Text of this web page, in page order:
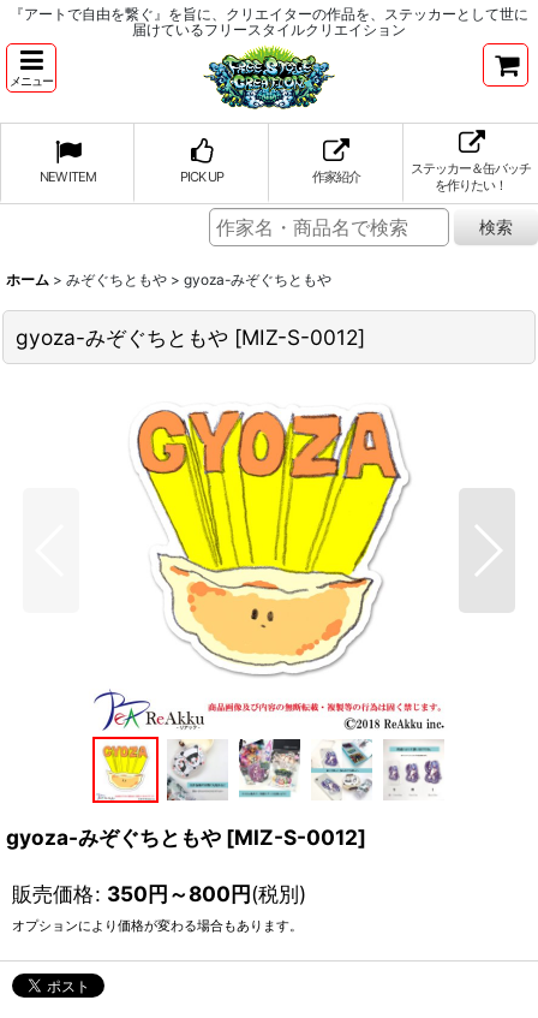
『アートで自由を繋ぐ』を旨に、クリエイターの作品を、ステッカーとして世に
届けているフリースタイルクリエイション
メニュー
NEW ITEM PICK UP 作家紹介
ステッカー＆缶バッチ
を作りたい！
ホーム > みぞぐちともや > gyoza-みぞぐちともや
gyoza-みぞぐちともや [MIZ-S-0012]
gyoza-みぞぐちともや [MIZ-S-0012]
販売価格: 350円～800円(税別)
オプションにより価格が変わる場合もあります。